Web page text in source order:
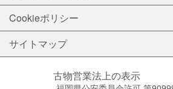
Cookieポリシー
サイトマップ
古物営業法上の表示